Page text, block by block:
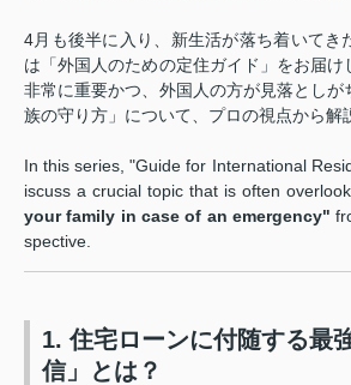
4月も後半に入り、新生活が落ち着いてき
は「外国人のための定住ガイド」をお届け
非常に重要かつ、外国人の方が見落としが
族の守り方」について、プロの視点から解
In this series, "Guide for International
iscuss a crucial topic that is often
your family in case of an emergency"
spective.
1. 住宅ローンに付随する最
信」とは？